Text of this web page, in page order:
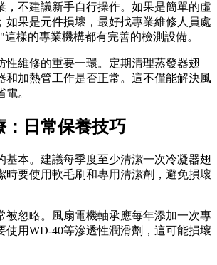
，不建議新手自行操作。如果是簡單的虛
如果是元件損壞，最好找專業維修人員處
樣的專業機構都有完善的檢測設備。
性維修的重要一環。定期清理蒸發器翅
和加熱管工作是否正常。這不僅能解決風
。
：日常保養技巧
基本。建議每季度至少清潔一次冷凝器翅
時要使用軟毛刷和專用清潔劑，避免損壞
被忽略。風扇電機軸承應每年添加一次專
使用WD-40等滲透性潤滑劑，這可能損壞